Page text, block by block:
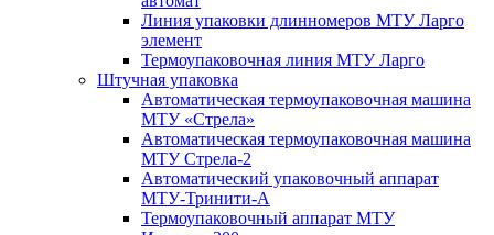
Линия упаковки длинномеров МТУ Ларго
элемент
Термоупаковочная линия МТУ Ларго
Штучная упаковка
Автоматическая термоупаковочная машина
МТУ «Стрела»
Автоматическая термоупаковочная машина
МТУ Стрела-2
Автоматический упаковочный аппарат
МТУ-Тринити-А
Термоупаковочный аппарат МТУ